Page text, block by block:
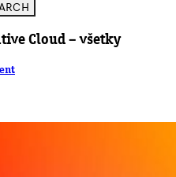
Cloud – všetky